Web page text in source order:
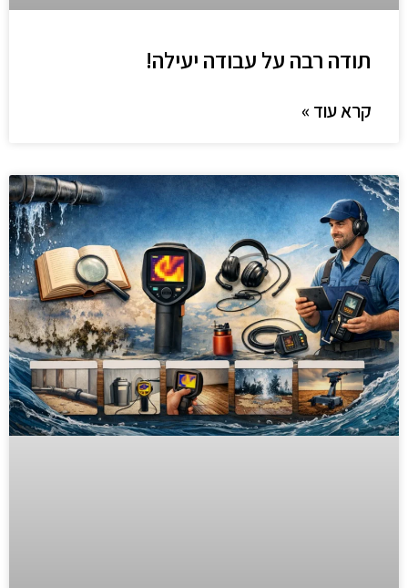
תודה רבה על עבודה יעילה!
קרא עוד »